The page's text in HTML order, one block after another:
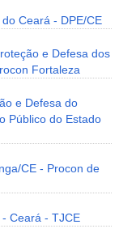
Ceará - DPE/CE
e Defesa dos
Fortaleza
e Defesa do
Público do Estado
CE - Procon de
Ceará - TJCE